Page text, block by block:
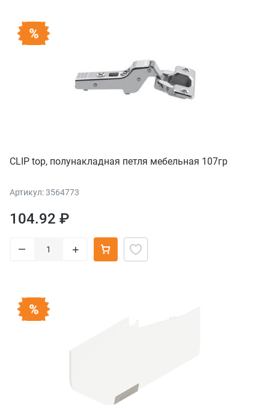
CLIP top, полунакладная петля мебельная 107гр
Артикул: 3564773
104.92 ₽
– +